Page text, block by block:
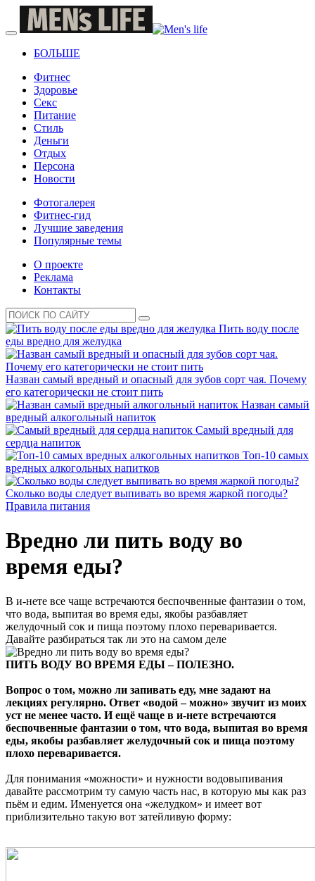
БОЛЬШЕ
Фитнес
Здоровье
Секс
Питание
Стиль
Деньги
Отдых
Персона
Новости
Фотогалерея
Фитнес-гид
Лучшие заведения
Популярные темы
О проекте
Реклама
Контакты
Пить воду после
еды вредно для желудка
Назван самый вредный и опасный для зубов сорт чая. Почему
его категорически не стоит пить
Назван самый
вредный алкогольный напиток
Самый вредный для
сердца напиток
Топ-10 самых
вредных алкогольных напитков
Сколько воды следует выпивать во время жаркой погоды?
Правила питания
Вредно ли пить воду во
время еды?
В и-нете все чаще встречаются беспочвенные фантазии о том,
что вода, выпитая во время еды, якобы разбавляет
желудочный сок и пища поэтому плохо переваривается.
Давайте разбираться так ли это на самом деле
ПИТЬ ВОДУ ВО ВРЕМЯ ЕДЫ – ПОЛЕЗНО.
Вопрос о том, можно ли запивать еду, мне задают на
лекциях регулярно. Ответ «водой – можно» звучит из моих
уст не менее часто. И ещё чаще в и-нете встречаются
беспочвенные фантазии о том, что вода, выпитая во время
еды, якобы разбавляет желудочный сок и пища поэтому
плохо переваривается.
Для понимания «можности» и нужности водовыпивания
давайте рассмотрим ту самую часть нас, в которую мы как раз
пьём и едим. Именуется она «желудком» и имеет вот
приблизительно такую вот затейливую форму: